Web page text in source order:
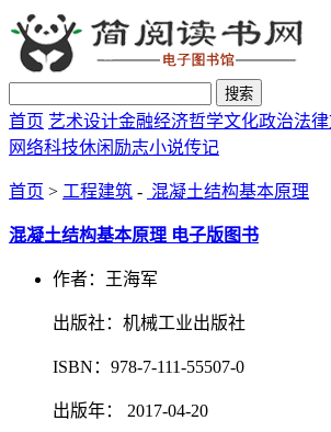
搜索
首页 艺术设计金融经济哲学文化政治法律
网络科技休闲励志小说传记
首页 > 工程建筑 - 混凝土结构基本原理
混凝土结构基本原理 电子版图书
作者：王海军
出版社：机械工业出版社
ISBN：978-7-111-55507-0
出版年： 2017-04-20